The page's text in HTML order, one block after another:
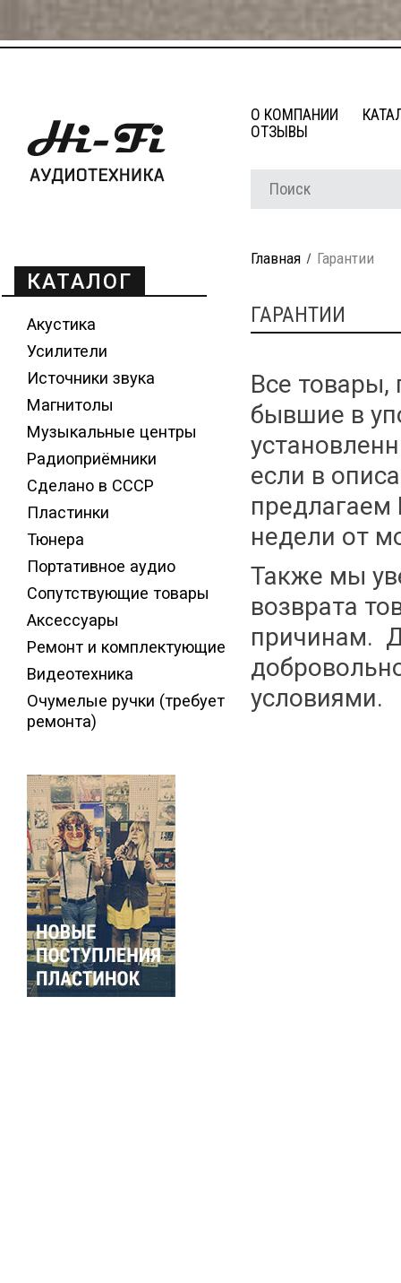
О КОМПАНИИ
ОТЗЫВЫ
КАТАЛОГ
Акустика
Усилители
Источники звука
Магнитолы
Музыкальные центры
Радиоприёмники
Сделано в СССР
Пластинки
Тюнера
Портативное аудио
Сопутствующие товары
Аксессуары
Ремонт и комплектующие
Видеотехника
Очумелые ручки (требует
ремонта)
Главная Гарантии
ГАРАНТИИ
Все
бывшие в
если в
предлагаем
недели от
Также мы
возврата
причинам.
условиями.